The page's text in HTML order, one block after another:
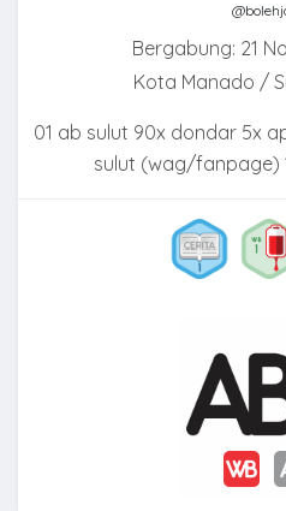
Bergabung: 21
Kota Manado /
01 ab sulut 90x dondar 5x
sulut (wag/fanpage)